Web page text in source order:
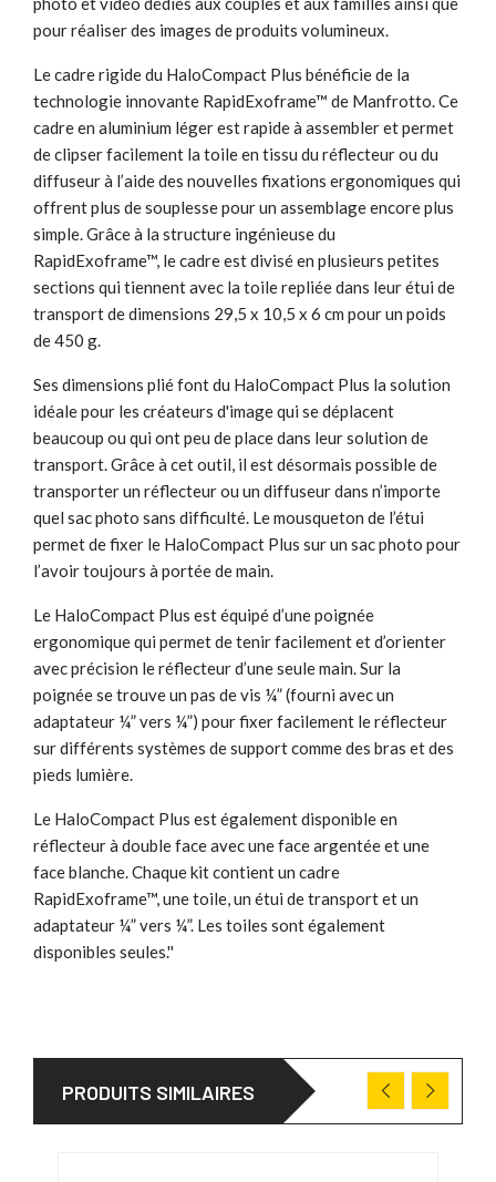
pour réaliser des images de produits volumineux.
Le cadre rigide du HaloCompact Plus bénéficie de la
technologie innovante RapidExoframe™ de Manfrotto. Ce
cadre en aluminium léger est rapide à assembler et permet
de clipser facilement la toile en tissu du réflecteur ou du
diffuseur à l’aide des nouvelles fixations ergonomiques qui
offrent plus de souplesse pour un assemblage encore plus
simple. Grâce à la structure ingénieuse du
RapidExoframe™, le cadre est divisé en plusieurs petites
sections qui tiennent avec la toile repliée dans leur étui de
transport de dimensions 29,5 x 10,5 x 6 cm pour un poids
de 450 g.
Ses dimensions plié font du HaloCompact Plus la solution
idéale pour les créateurs d'image qui se déplacent
beaucoup ou qui ont peu de place dans leur solution de
transport. Grâce à cet outil, il est désormais possible de
transporter un réflecteur ou un diffuseur dans n’importe
quel sac photo sans difficulté. Le mousqueton de l’étui
permet de fixer le HaloCompact Plus sur un sac photo pour
l’avoir toujours à portée de main.
Le HaloCompact Plus est équipé d’une poignée
ergonomique qui permet de tenir facilement et d’orienter
avec précision le réflecteur d’une seule main. Sur la
poignée se trouve un pas de vis ¼” (fourni avec un
adaptateur ¼” vers ¼”) pour fixer facilement le réflecteur
sur différents systèmes de support comme des bras et des
pieds lumière.
Le HaloCompact Plus est également disponible en
réflecteur à double face avec une face argentée et une
face blanche. Chaque kit contient un cadre
RapidExoframe™, une toile, un étui de transport et un
adaptateur ¼” vers ¼”. Les toiles sont également
disponibles seules.''
PRODUITS SIMILAIRES